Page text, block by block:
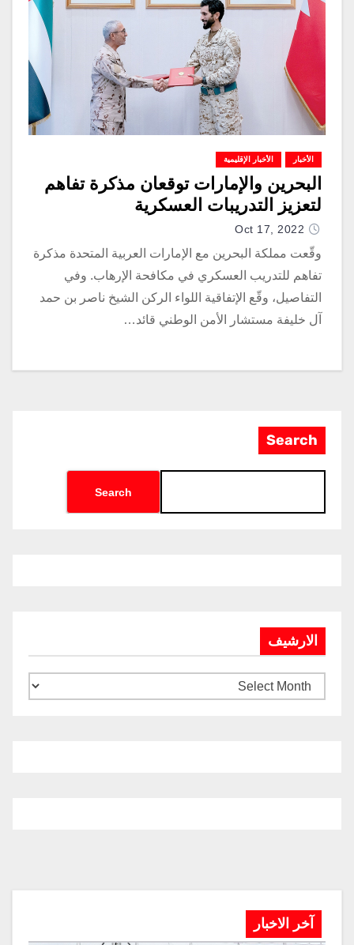
الأخبار الأخبار الإقليمية
البحرين والإمارات توقعان مذكرة تفاهم
لتعزيز التدريبات العسكرية
Oct 17, 2022
وقّعت مملكة البحرين مع الإمارات العربية المتحدة مذكرة
تفاهم للتدريب العسكري في مكافحة الإرهاب. وفي
التفاصيل، وقّع الإتفاقية اللواء الركن الشيخ ناصر بن حمد
آل خليفة مستشار الأمن الوطني قائد…
Search
Search
الارشيف
آخر الاخبار